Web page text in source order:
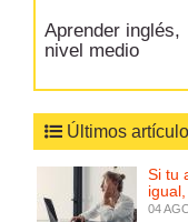
Aprender inglés,
nivel medio
Últimos
Si tu
04